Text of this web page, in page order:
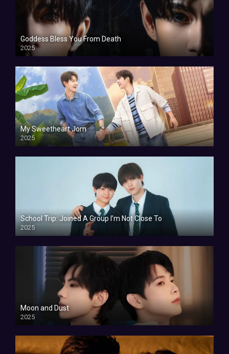
Goddess Bless You From Death
2025
My Sweetheart Jom
2025
School Trip: Joined A Group I’m Not Close To
2025
Moon and Dust
2025